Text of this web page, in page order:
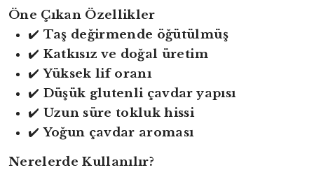
Öne Çıkan Özellikler
✔️ Taş değirmende öğütülmüş
✔️ Katkısız ve doğal üretim
✔️Yüksek lif oranı
✔️ Düşük glutenli çavdar yapısı
✔️ Uzun süre tokluk hissi
✔️Yoğun çavdar aroması
Nerelerde Kullanılır?